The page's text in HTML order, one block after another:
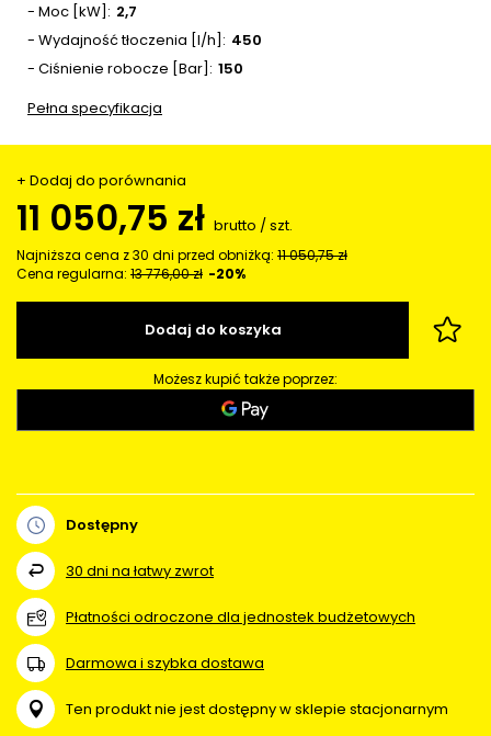
- Moc [kW]
2,7
- Wydajność tłoczenia [l/h]
450
- Ciśnienie robocze [Bar]
150
Pełna specyfikacja
+ Dodaj do porównania
11 050,75 zł brutto / szt.
Najniższa cena z 30 dni przed obniżką: 11 050,75 zł
Cena regularna: 13 776,00 zł -20%
Dodaj do koszyka
Możesz kupić także poprzez:
Dostępny
30 dni na łatwy zwrot
Płatności odroczone dla jednostek budżetowych
Darmowa i szybka dostawa
Ten produkt nie jest dostępny w sklepie stacjonarnym